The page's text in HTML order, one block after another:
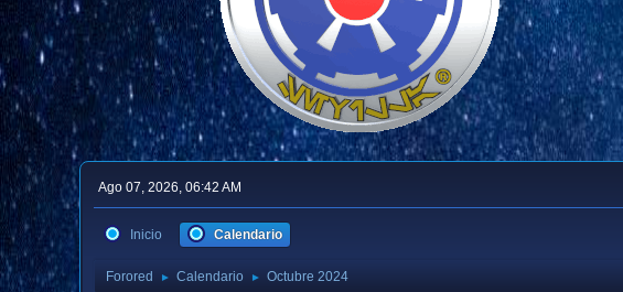
Ago 07, 2026, 06:42 AM
Inicio Calendario
Forored ► Calendario ► Octubre 2024